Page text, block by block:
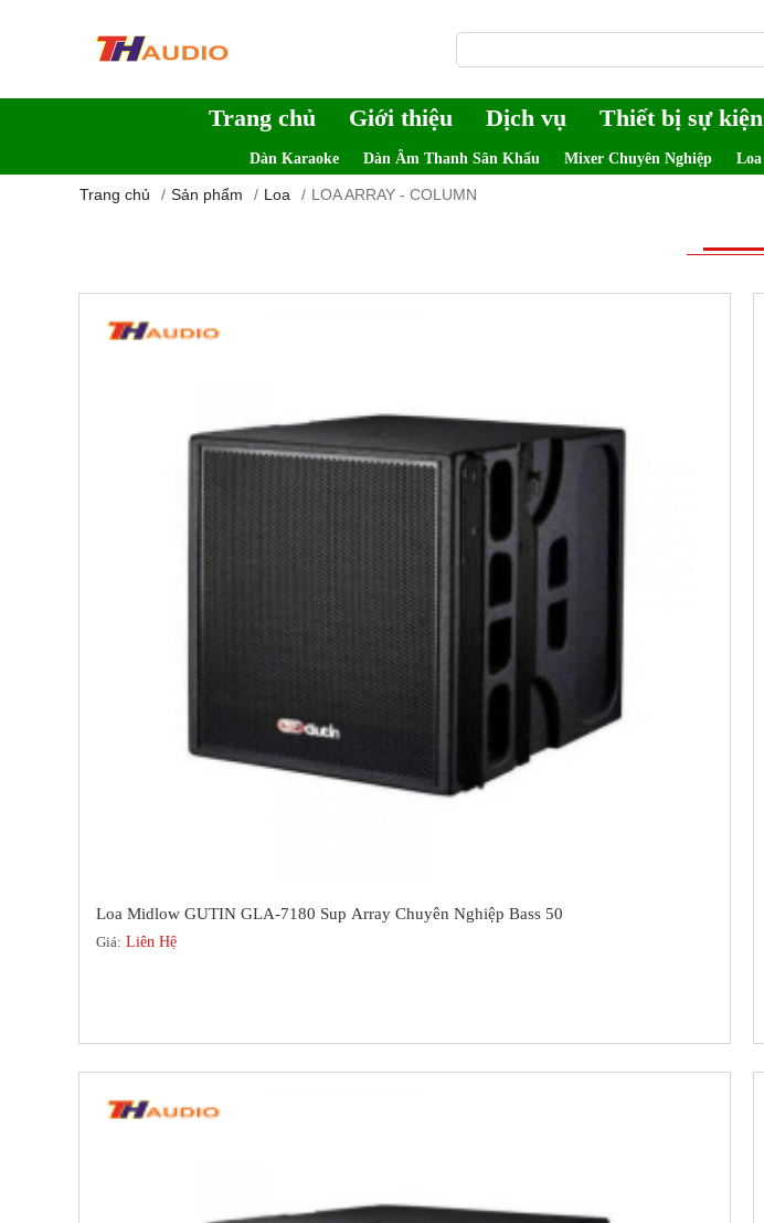
Trang chủ Giới thiệu Dịch vụ Thiết bị sự kiện
Dàn Karaoke Dàn Âm Thanh Sân Khấu Mixer Chuyên Nghiệp Loa
Trang chủ Sản phẩm Loa LOA ARRAY - COLUMN
Loa Midlow GUTIN GLA-7180 Sup Array Chuyên Nghiệp Bass 50
Giá: Liên Hệ